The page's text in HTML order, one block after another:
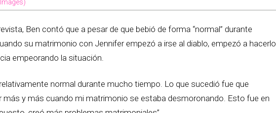
Ben contó que a pesar de que bebió de forma “normal” durante
su matrimonio con Jennifer empezó a irse al diablo, empezó a hacerlo
empeorando la situación.
normal durante mucho tiempo. Lo que sucedió fue que
más y más cuando mi matrimonio se estaba desmoronando. Esto fue en